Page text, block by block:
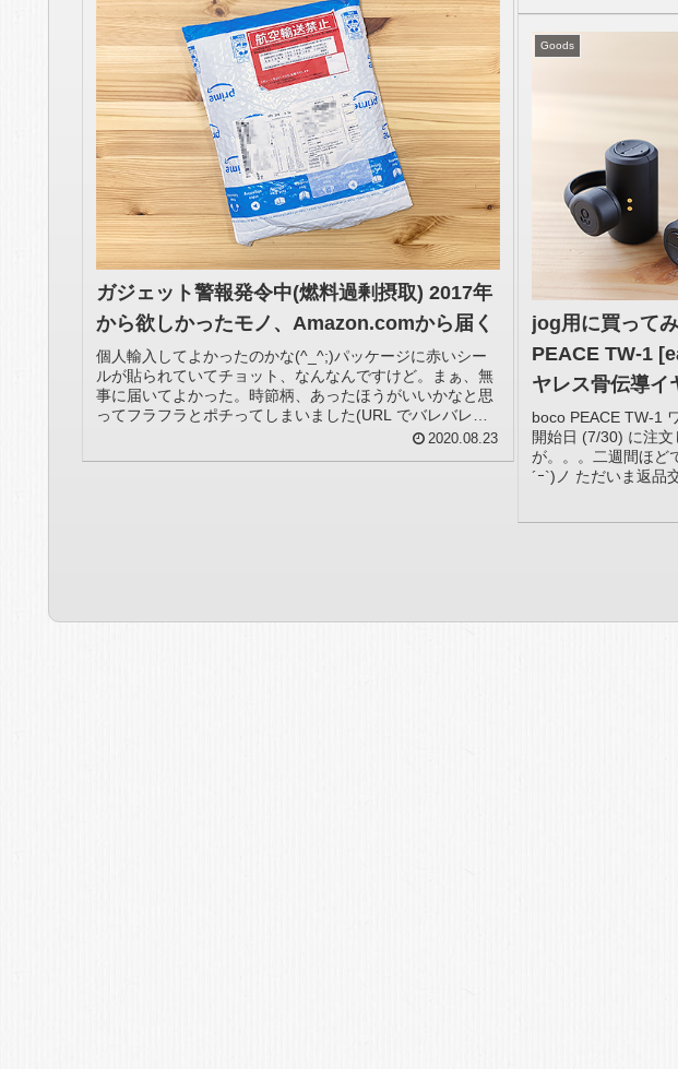
ガジェット警報発令中(燃料過剰摂取) 2017年
から欲しかったモノ、Amazon.comから届く
個人輸入してよかったのかな(^_^;)パッケージに赤いシー
ルが貼られていてチョット、なんなんですけど。まぁ、無
事に届いてよかった。時節柄、あったほうがいいかなと思
ってフラフラとポチってしまいました(URL でバレバレだ
2020.08.23
Goods
jog用に買って
PEACE TW-1
ヤレス骨伝導イ
boco PEACE TW-1
開始日 (7/30) に注
が。。。二週間ほど
´ｰ`)ノ ただいま返品